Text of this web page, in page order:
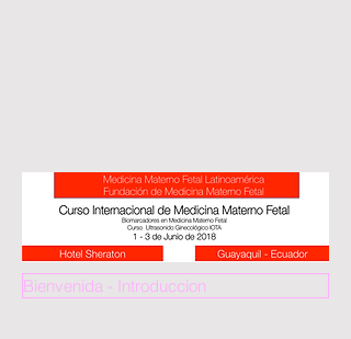
Bienvenida - Introduccion